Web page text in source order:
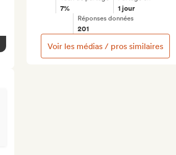
7% 1 jour
Réponses données
201
Voir les médias / pros similaires